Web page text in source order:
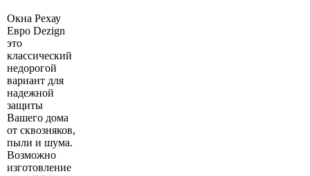
Окна Рехау
Евро Dezign
это
классический
недорогой
вариант для
надежной
защиты
Вашего дома
от сквозняков,
пыли и шума.
Возможно
изготовление